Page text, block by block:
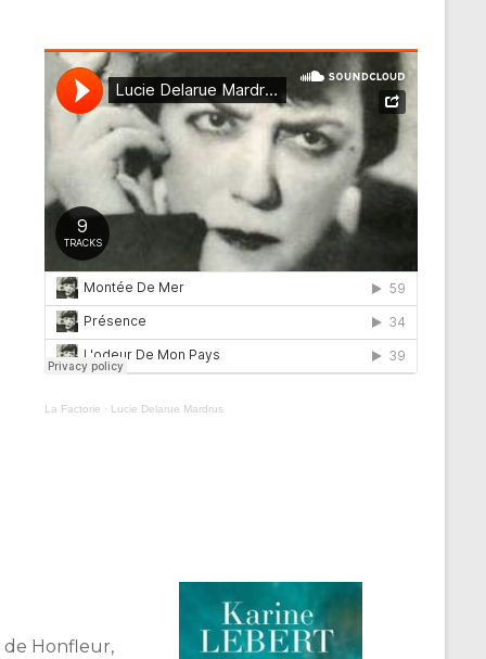
La Factorie · Lucie Delarue Mardrus
de Honfleur,